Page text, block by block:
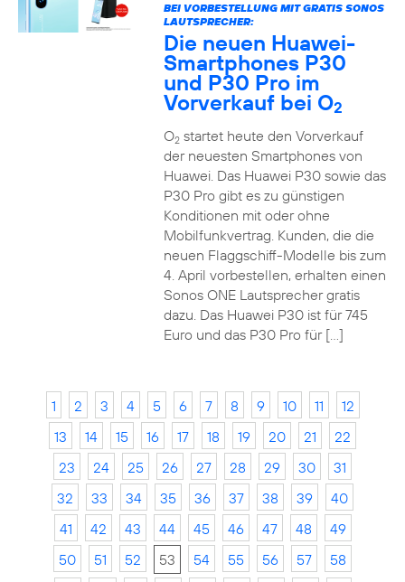
BEI VORBESTELLUNG MIT GRATIS SONOS
LAUTSPRECHER:
Die neuen Huawei-
Smartphones P30
und P30 Pro im
Vorverkauf bei O2
O2startet heute den Vorverkauf
der neuesten Smartphones von
Huawei. Das Huawei P30 sowie das
P30 Pro gibt es zu günstigen
Konditionen mit oder ohne
Mobilfunkvertrag. Kunden, die die
neuen Flaggschiff-Modelle bis zum
4. April vorbestellen, erhalten einen
Sonos ONE Lautsprecher gratis
dazu. Das Huawei P30 ist für 745
Euro und das P30 Pro für […]
1 2 3 4 5 6 7 8 9 10 11
12
13
14 15 16 17 18 19 20 21
22
23
24 25 26 27 28 29 30
31
32
33 34 35 36 37 38 39
40
41
42 43 44 45 46 47 48
49
50
51 52 53 54 55 56 57
58